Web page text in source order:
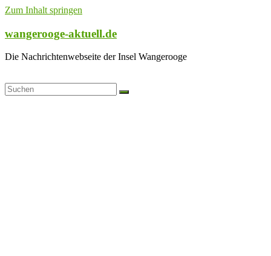
Zum Inhalt springen
wangerooge-aktuell.de
Die Nachrichtenwebseite der Insel Wangerooge